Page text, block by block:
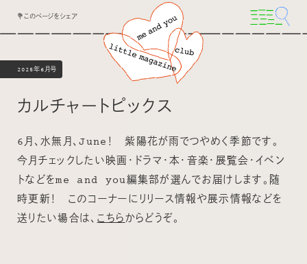
💐このページをシェア
2025年6月号
カルチャートピックス
6月、水無月、June！ 紫陽花が雨でつやめく季節です。
今月チェックしたい映画・ドラマ・本・音楽・展覧会・イベン
トなどをme and you編集部が選んでお届けします。随
時更新！ このコーナーにリリース情報や展示情報などを
送りたい場合は、こちらからどうぞ。